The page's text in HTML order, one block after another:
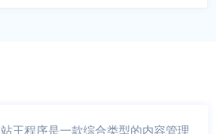
站王程序是一款综合类型的内容管理